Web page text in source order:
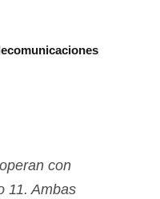
con
11. Ambas